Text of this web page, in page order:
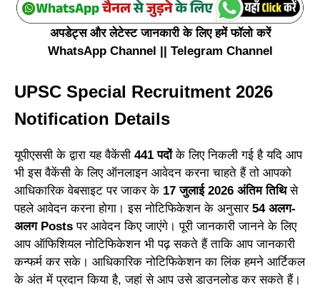
अपडेट्स और लेटेस्ट जानकारी के लिए हमें फॉलो करें
WhatsApp Channel || Telegram Channel
UPSC Special Recruitment 2026
Notification Details
यूपीएससी के द्वारा यह वैकेंसी 441 पदोंके लिए निकली गई है यदि आप
भी इस वैकेंसी के लिए ऑनलाइन आवेदन करना चाहते हैं तो आपको
आधिकारिक वेबसाइट पर जाकर के 17 जुलाई 2026 अंतिम तिथिसे
पहले आवेदन करना होगा। इस नोटिफिकेशन के अनुसार 54 अलग-
अलग Postsपर आवेदन किए जाएंगे। पूरी जानकारी जानने के लिए
आप ऑफिशियल नोटिफिकेशन भी पढ़ सकते हैं ताकि आप जानकारी
कन्फर्म कर सके। आधिकारिक नोटिफिकेशन का लिंक हमने आर्टिकल
के अंत में प्रदान किया है, जहां से आप उसे डाउनलोड कर सकते हैं।